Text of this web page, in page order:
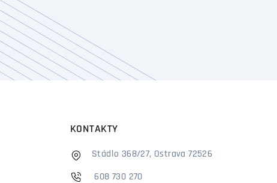
KONTAKTY
Stádlo 368/27, Ostrava 72526
608 730 270